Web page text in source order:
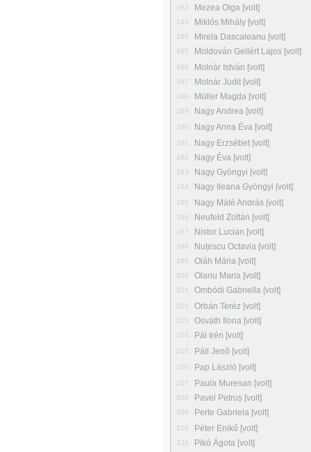
182 Mezea Olga [volt]
183 Miklós Mihály [volt]
184 Mirela Dascaleanu [volt]
185 Moldován Gellért Lajos [volt]
186 Molnár István [volt]
187 Molnár Judit [volt]
188 Müller Magda [volt]
189 Nagy Andrea [volt]
190 Nagy Anna Éva [volt]
191 Nagy Erzsébet [volt]
192 Nagy Éva [volt]
193 Nagy Gyöngyi [volt]
194 Nagy Ileana Gyöngyi [volt]
195 Nagy Máté András [volt]
196 Neufeld Zoltán [volt]
197 Nistor Lucian [volt]
198 Nuțescu Octavia [volt]
199 Oláh Mária [volt]
200 Olariu Maria [volt]
201 Ombódi Gabriella [volt]
202 Orbán Teréz [volt]
203 Osváth Ilona [volt]
204 Pál Irén [volt]
205 Páll Jenõ [volt]
206 Pap László [volt]
207 Paula Muresan [volt]
208 Pavel Petruș [volt]
209 Perte Gabriela [volt]
210 Péter Enikő [volt]
211 Pikó Ágota [volt]